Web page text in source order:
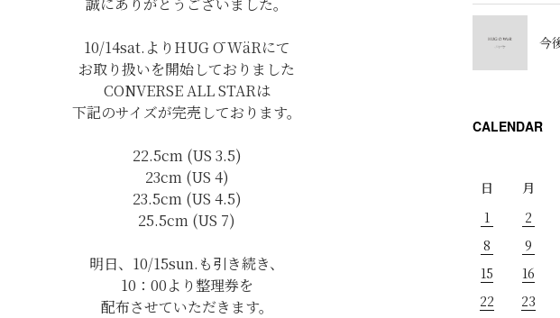
10/14sat.よりHUG Ō WäRにて
お取り扱いを開始しておりました
CONVERSE ALL STARは
下記のサイズが完売しております。
22.5cm (US 3.5)
23cm (US 4)
23.5cm (US 4.5)
25.5cm (US 7)
明日、10/15sun.も引き続き、
10：00より整理券を
配布させていただきます。
今
CALENDAR
日
月
1
2
8
9
15
16
22
23